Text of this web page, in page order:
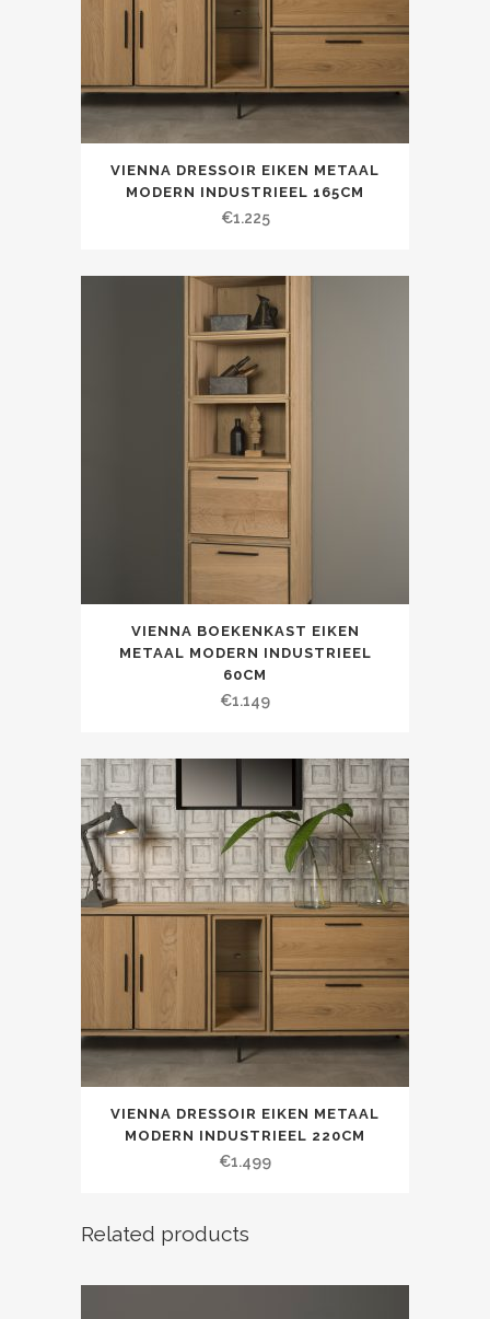
VIENNA DRESSOIR EIKEN METAAL
MODERN INDUSTRIEEL 165CM
€1.225
VIENNA BOEKENKAST EIKEN
METAAL MODERN INDUSTRIEEL
60CM
€1.149
VIENNA DRESSOIR EIKEN METAAL
MODERN INDUSTRIEEL 220CM
€1.499
Related products